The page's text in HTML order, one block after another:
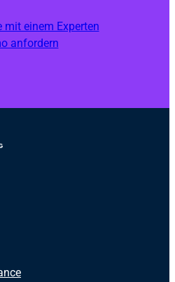
mit einem Experten
anfordern